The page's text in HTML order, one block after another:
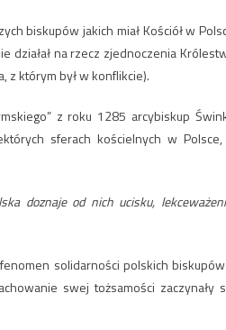
biskupów jakich miał Kościół w
działał na rzecz zjednoczenia
z którym był w konflikcie).
z roku 1285 arcybiskup
sferach kościelnych w
doznaje od nich ucisku,
solidarności polskich
swej tożsamości zaczynały